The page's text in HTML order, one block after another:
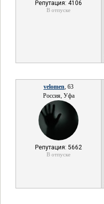
Репутация: 4106
В отпуске
velomen, 63
Россия, Уфа
Репутация: 5662
В отпуске